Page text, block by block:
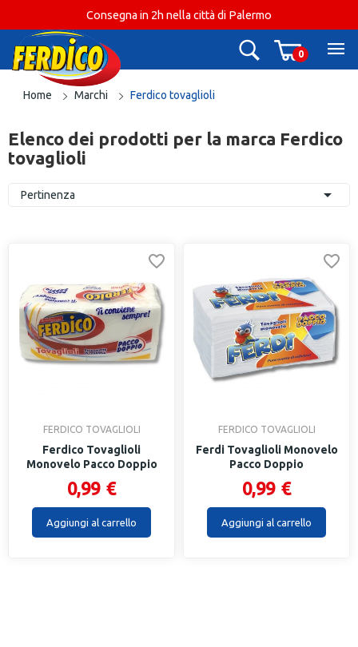
Consegna in 2h nella città di Palermo
0
Home Marchi Ferdico tovaglioli
Elenco dei prodotti per la marca Ferdico
tovaglioli
Pertinenza 
FERDICO TOVAGLIOLI
Ferdico Tovaglioli
Monovelo Pacco Doppio
0,99 €
Aggiungi al carrello
FERDICO TOVAGLIOLI
Ferdi Tovaglioli Monovelo
Pacco Doppio
0,99 €
Aggiungi al carrello